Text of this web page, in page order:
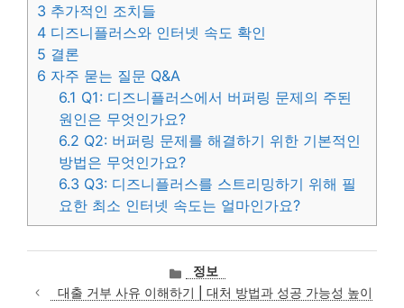
3 추가적인 조치들
4 디즈니플러스와 인터넷 속도 확인
5 결론
6 자주 묻는 질문 Q&A
6.1 Q1: 디즈니플러스에서 버퍼링 문제의 주된
원인은 무엇인가요?
6.2 Q2: 버퍼링 문제를 해결하기 위한 기본적인
방법은 무엇인가요?
6.3 Q3: 디즈니플러스를 스트리밍하기 위해 필
요한 최소 인터넷 속도는 얼마인가요?
카
테
고
정보
대출 거부 사유 이해하기 | 대처 방법과 성공 가능성 높이